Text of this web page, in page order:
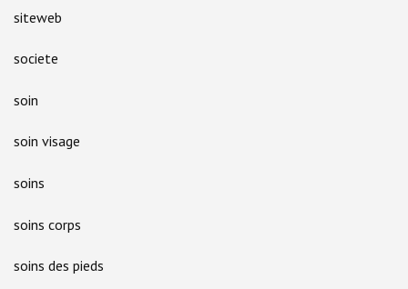
siteweb
societe
soin
soin visage
soins
soins corps
soins des pieds